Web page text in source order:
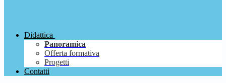
Didattica
Panoramica
Offerta formativa
Progetti
Contatti